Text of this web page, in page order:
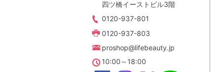
四ツ橋イーストビル3階
0120-937-801
0120-937-803
proshop@lifebeauty.jp
10:00～18:00